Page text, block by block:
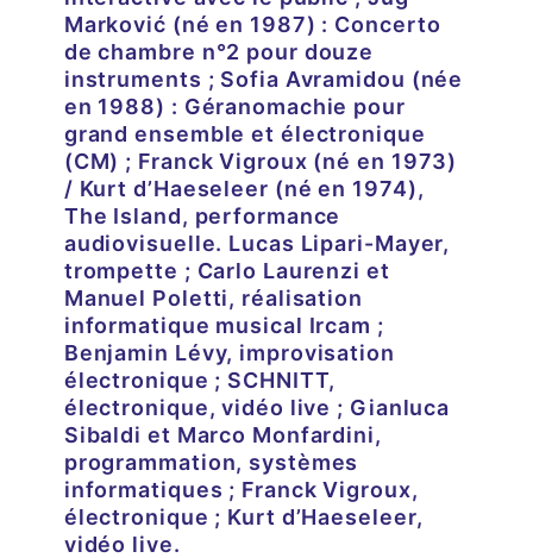
Marković (né en 1987) : Concerto
de chambre n°2 pour douze
instruments ; Sofia Avramidou (née
en 1988) : Géranomachie pour
grand ensemble et électronique
(CM) ; Franck Vigroux (né en 1973)
/ Kurt d’Haeseleer (né en 1974),
The Island, performance
audiovisuelle. Lucas Lipari-Mayer,
trompette ; Carlo Laurenzi et
Manuel Poletti, réalisation
informatique musical Ircam ;
Benjamin Lévy, improvisation
électronique ; SCHNITT,
électronique, vidéo live ; Gianluca
Sibaldi et Marco Monfardini,
programmation, systèmes
informatiques ; Franck Vigroux,
électronique ; Kurt d’Haeseleer,
vidéo live.